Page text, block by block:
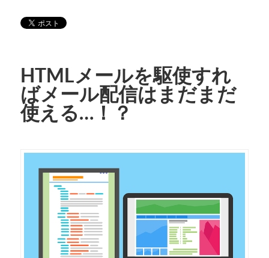
HTMLメールを駆使すれ
ばメール配信はまだまだ
使える…！？